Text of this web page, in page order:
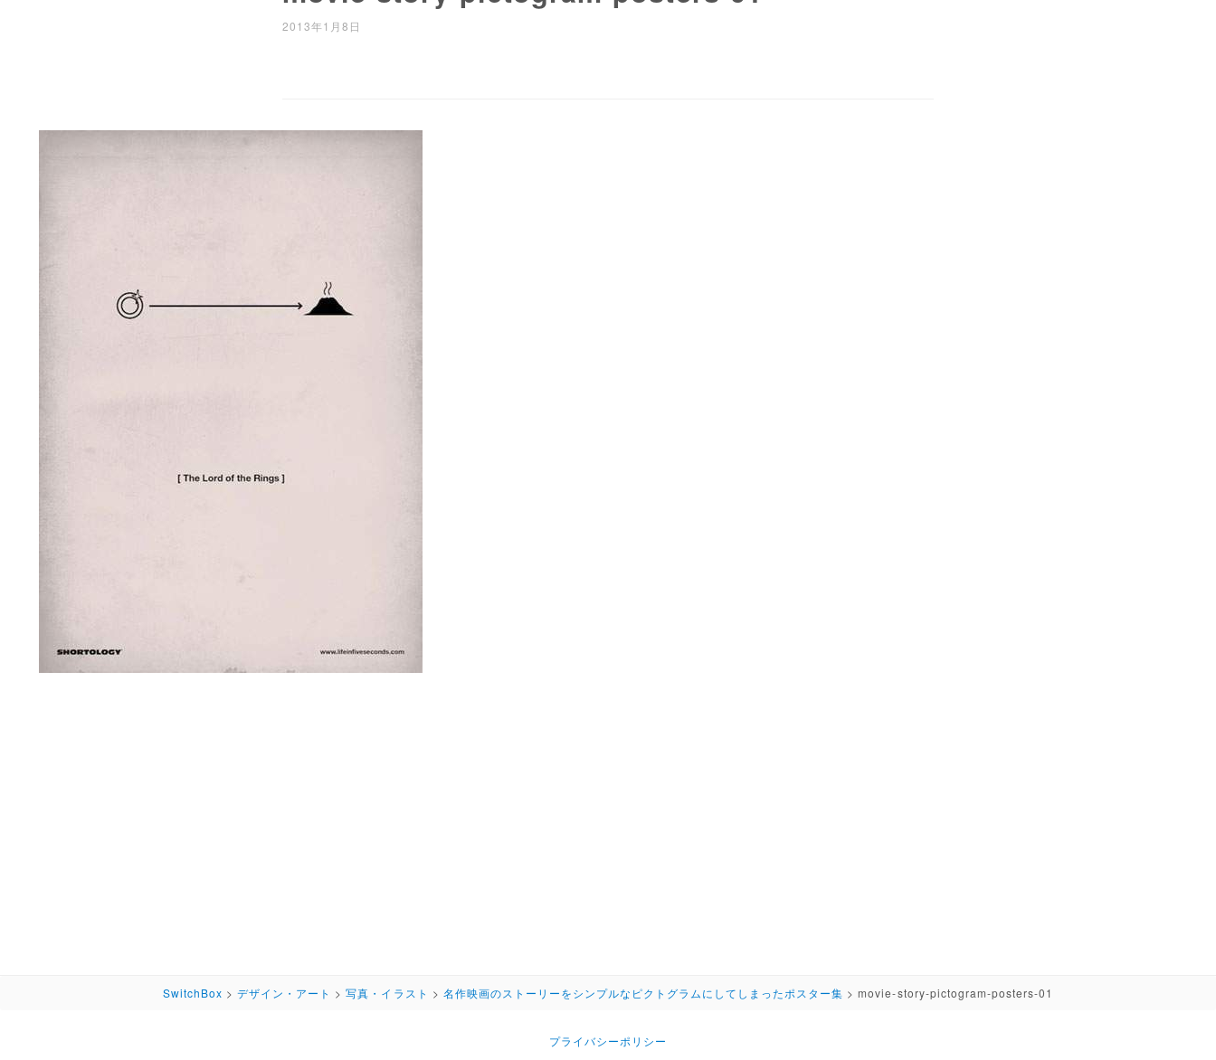
2013年1月8日
SwitchBox >デザイン・アート >写真・イラスト > 名作映画のストーリーをシンプルなピクトグラムにしてしまったポスター集 >movie-story-pictogram-posters-01
プライバシーポリシー